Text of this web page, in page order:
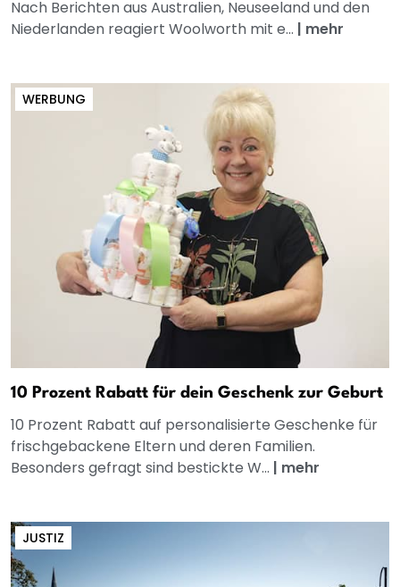
Nach Berichten aus Australien, Neuseeland und den
Niederlanden reagiert Woolworth mit e... | mehr
WERBUNG
10 Prozent Rabatt für dein Geschenk zur Geburt
10 Prozent Rabatt auf personalisierte Geschenke für
frischgebackene Eltern und deren Familien.
Besonders gefragt sind bestickte W... | mehr
JUSTIZ